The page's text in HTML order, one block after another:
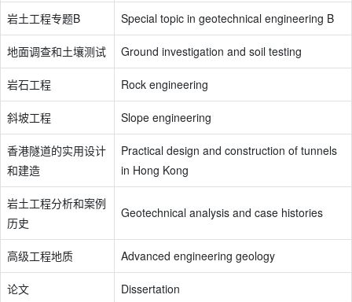
岩土工程专题B Special topic in geotechnical engineering B
地面调查和土壤测试 Ground investigation and soil testing
岩石工程 Rock engineering
斜坡工程 Slope engineering
香港隧道的实用设计
和建造
Practical design and construction of tunnels
in Hong Kong
岩土工程分析和案例
历史
Geotechnical analysis and case histories
高级工程地质 Advanced engineering geology
论文 Dissertation